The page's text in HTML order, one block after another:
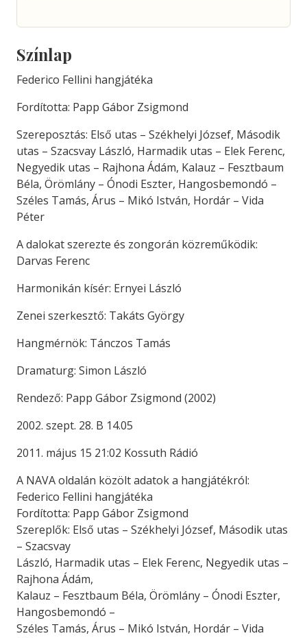
Színlap
Federico Fellini hangjátéka
Fordította: Papp Gábor Zsigmond
Szereposztás: Első utas – Székhelyi József, Második
utas – Szacsvay László, Harmadik utas – Elek Ferenc,
Negyedik utas – Rajhona Ádám, Kalauz – Fesztbaum
Béla, Örömlány – Ónodi Eszter, Hangosbemondó –
Széles Tamás, Árus – Mikó István, Hordár – Vida
Péter
A dalokat szerezte és zongorán közreműködik:
Darvas Ferenc
Harmonikán kísér: Ernyei László
Zenei szerkesztő: Takáts György
Hangmérnök: Tánczos Tamás
Dramaturg: Simon László
Rendező: Papp Gábor Zsigmond (2002)
2002. szept. 28. B 14.05
2011. május 15 21:02 Kossuth Rádió
A NAVA oldalán közölt adatok a hangjátékról:
Federico Fellini hangjátéka
Fordította: Papp Gábor Zsigmond
Szereplők: Első utas – Székhelyi József, Második utas
– Szacsvay
László, Harmadik utas – Elek Ferenc, Negyedik utas –
Rajhona Ádám,
Kalauz – Fesztbaum Béla, Örömlány – Ónodi Eszter,
Hangosbemondó –
Széles Tamás, Árus – Mikó István, Hordár – Vida